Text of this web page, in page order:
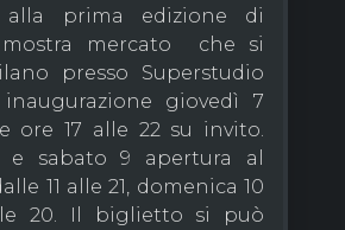
alla prima edizione di
mostra mercato che si
presso Superstudio
giovedì 7
ore 17 alle 22 su invito.
e sabato 9 apertura al
11 alle 21, domenica 10
20. Il biglietto si può